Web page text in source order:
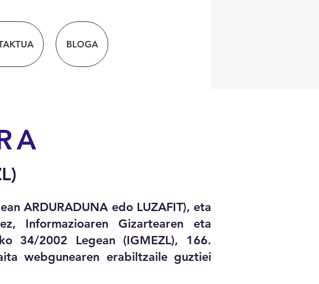
BLOGA
ARDURADUNA edo LUZAFIT), eta
Informazioaren Gizartearen eta
34/2002 Legean (IGMEZL), 166.
webgunearen erabiltzaile guztiei